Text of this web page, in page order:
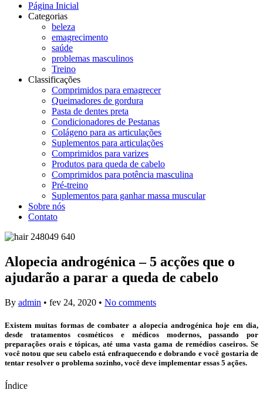
Página Inicial
Categorias
beleza
emagrecimento
saúde
problemas masculinos
Treino
Classificações
Comprimidos para emagrecer
Queimadores de gordura
Pasta de dentes preta
Condicionadores de Pestanas
Colágeno para as articulações
Suplementos para articulações
Comprimidos para varizes
Produtos para queda de cabelo
Comprimidos para potência masculina
Pré-treino
Suplementos para ganhar massa muscular
Sobre nós
Contato
Alopecia androgénica – 5 acções que o
ajudarão a parar a queda de cabelo
By admin • fev 24, 2020 • No comments
Existem muitas formas de combater a alopecia androgénica hoje em dia,
desde tratamentos cosméticos e médicos modernos, passando por
preparações orais e tópicas, até uma vasta gama de remédios caseiros. Se
você notou que seu cabelo está enfraquecendo e dobrando e você gostaria de
tentar resolver o problema sozinho, você deve implementar essas 5 ações.
Índice